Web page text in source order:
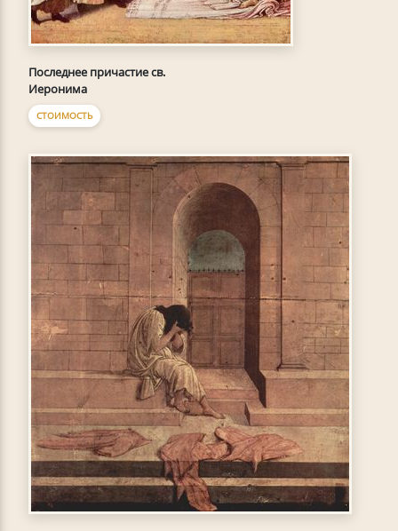
Последнее причастие св.
Иеронима
СТОИМОСТЬ